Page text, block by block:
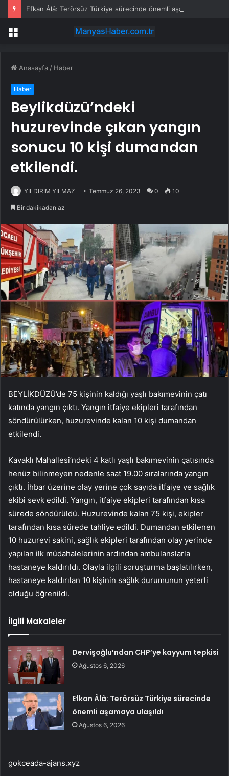
Menü
Anasayfa / Haber
Haber
Beylikdüzü’ndeki
huzurevinde çıkan yangın
sonucu 10 kişi dumandan
etkilendi.
YILDIRIM YILMAZ Temmuz 26, 2023 0 10
Bir dakikadan az
BEYLİKDÜZÜ’de 75 kişinin kaldığı yaşlı bakımevinin çatı
katında yangın çıktı. Yangın itfaiye ekipleri tarafından
söndürülürken, huzurevinde kalan 10 kişi dumandan
etkilendi.
Kavaklı Mahallesi’ndeki 4 katlı yaşlı bakımevinin çatısında
henüz bilinmeyen nedenle saat 19.00 sıralarında yangın
çıktı. İhbar üzerine olay yerine çok sayıda itfaiye ve sağlık
ekibi sevk edildi. Yangın, itfaiye ekipleri tarafından kısa
sürede söndürüldü. Huzurevinde kalan 75 kişi, ekipler
tarafından kısa sürede tahliye edildi. Dumandan etkilenen
10 huzurevi sakini, sağlık ekipleri tarafından olay yerinde
yapılan ilk müdahalelerinin ardından ambulanslarla
hastaneye kaldırıldı. Olayla ilgili soruşturma başlatılırken,
hastaneye kaldırılan 10 kişinin sağlık durumunun yeterli
olduğu öğrenildi.
İlgili Makaleler
Dervişoğlu’ndan CHP’ye kayyum tepkisi
Ağustos 6, 2026
Efkan Âlâ: Terörsüz Türkiye sürecinde
önemli aşamaya ulaşıldı
Ağustos 6, 2026
gokceada-ajans.xyz